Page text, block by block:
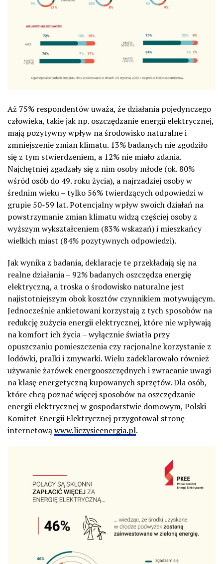
Aż 75% respondentów uważa, że działania pojedynczego
człowieka, takie jak np. oszczędzanie energii elektrycznej,
mają pozytywny wpływ na środowisko naturalne i
zmniejszenie zmian klimatu. 13% badanych nie zgodziło
się z tym stwierdzeniem, a 12% nie miało zdania.
Najchętniej zgadzały się z nim osoby młode (ok. 80%
wśród osób do 49. roku życia), a najrzadziej osoby w
średnim wieku – tylko 56% twierdzących odpowiedzi w
grupie 50-59 lat. Potencjalny wpływ swoich działań na
powstrzymanie zmian klimatu widzą częściej osoby z
wyższym wykształceniem (83% wskazań) i mieszkańcy
wielkich miast (84% pozytywnych odpowiedzi).
Jak wynika z badania, deklaracje te przekładają się na
realne działania – 92% badanych oszczędza energię
elektryczną, a troska o środowisko naturalne jest
najistotniejszym obok kosztów czynnikiem motywującym.
Jednocześnie ankietowani korzystają z tych sposobów na
redukcję zużycia energii elektrycznej, które nie wpływają
na komfort ich życia – wyłącznie światła przy
opuszczaniu pomieszczenia czy racjonalne korzystanie z
lodówki, pralki i zmywarki. Wielu zadeklarowało również
używanie żarówek energooszczędnych i zwracanie uwagi
na klasę energetyczną kupowanych sprzętów. Dla osób,
które chcą poznać więcej sposobów na oszczędzanie
energii elektrycznej w gospodarstwie domowym, Polski
Komitet Energii Elektrycznej przygotował stronę
internetowąwww.liczysieenergia.pl.